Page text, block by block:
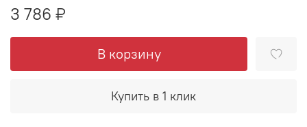
3 786 ₽
В корзину
Купить в 1 клик